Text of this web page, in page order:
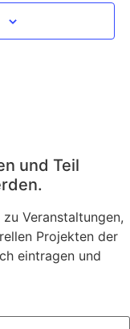
und Teil
Veranstaltungen,
Projekten der
eintragen und